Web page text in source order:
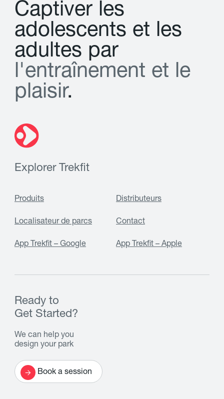
Captiver les
adolescents et les
adultes par
l'entraînement et le
plaisir.
Explorer Trekfit
Produits Distributeurs
Localisateur de parcs Contact
App Trekfit – Google App Trekfit – Apple
Ready to
Get Started?
We can help you
design your park
Book a session